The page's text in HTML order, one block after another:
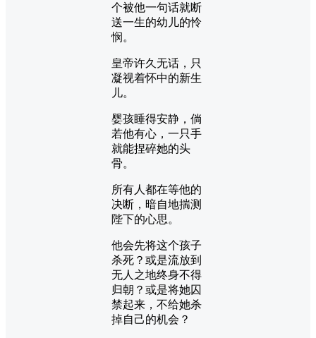
个被他一句话就断
送一生的幼儿的怜
悯。
皇帝许久无话，只
凝视着怀中的新生
儿。
婴孩睡得安静，倘
若他有心，一只手
就能捏碎她的头
骨。
所有人都在等他的
决断，暗自地揣测
陛下的心思。
他会先将这个孩子
杀死？或是流放到
无人之地终身不得
归朝？或是将她囚
禁起来，不给她杀
掉自己的机会？